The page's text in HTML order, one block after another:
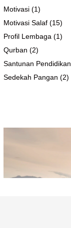
Motivasi (1)
Motivasi Salaf (15)
Profil Lembaga (1)
Qurban (2)
Santunan Pendidikan
Sedekah Pangan (2)